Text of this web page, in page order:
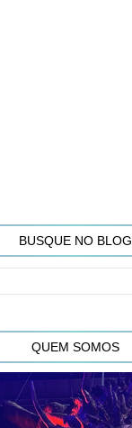
BUSQUE NO BLOG
QUEM SOMOS